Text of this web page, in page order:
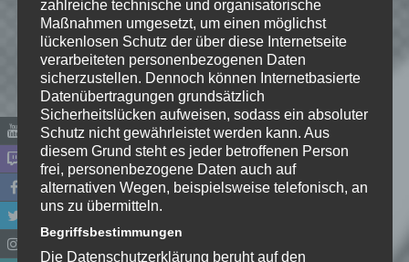
Name*
E-Mail-Adresse
zahlreiche technische und organisatorische
Maßnahmen umgesetzt, um einen möglichst
lückenlosen Schutz der über diese Internetseite
verarbeiteten personenbezogenen Daten
sicherzustellen. Dennoch können Internetbasierte
Datenübertragungen grundsätzlich
Sicherheitslücken aufweisen, sodass ein absoluter
Schutz nicht gewährleistet werden kann. Aus
diesem Grund steht es jeder betroffenen Person
frei, personenbezogene Daten auch auf
alternativen Wegen, beispielsweise telefonisch, an
uns zu übermitteln.
Begriffsbestimmungen
Die Datenschutzerklärung beruht auf den